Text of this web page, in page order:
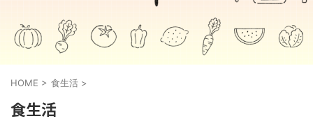
HOME > 食生活 >
食生活